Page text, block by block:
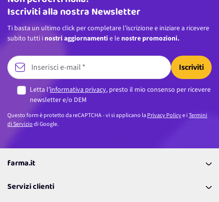
Iscriviti alla nostra Newsletter
Ti basta un ultimo click per completare l’iscrizione e iniziare a ricevere
subito tutti i nostri aggiornamenti e le nostre promozioni.
Iscriviti
Letta l’informativa privacy, presto il mio consenso per ricevere
newsletter e/o DEM
Questo form è protetto da reCAPTCHA - vi si applicano laPrivacy Policye iTermini
di Serviziodi Google.
farma.it
Coupon
Servizi clienti